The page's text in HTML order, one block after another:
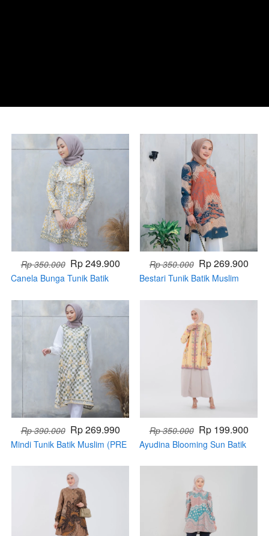
Rp 350.000 Rp 249.900
Canela Bunga Tunik Batik
Rp 350.000 Rp 269.900
Bestari Tunik Batik Muslim
Rp 390.000 Rp 269.990
Mindi Tunik Batik Muslim (PRE
Rp 350.000 Rp 199.900
Ayudina Blooming Sun Batik
(Handmade)